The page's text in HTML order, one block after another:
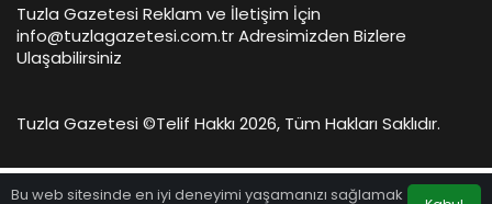
Bu web sitesinde en iyi deneyimi yaşamanızı sağlamak
Tuzla Gazetesi Reklam ve İletişim İçin
info@tuzlagazetesi.com.tr Adresimizden Bizlere
Ulaşabilirsiniz
Tuzla Gazetesi ©Telif Hakkı 2026, Tüm Hakları Saklıdır.